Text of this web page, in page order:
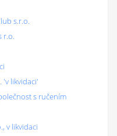
s.r.o.
r.o.
'v likvidaci'
s ručením
v likvidaci